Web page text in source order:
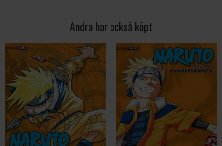
Andra har också köpt